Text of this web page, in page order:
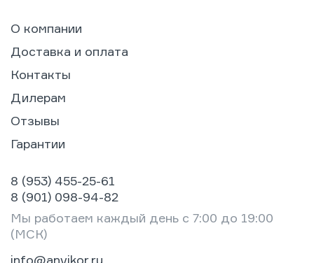
О компании
Доставка и оплата
Контакты
Дилерам
Отзывы
Гарантии
8 (953) 455-25-61
8 (901) 098-94-82
Мы работаем каждый день с 7:00 до 19:00
(МСК)
info@anvikor.ru